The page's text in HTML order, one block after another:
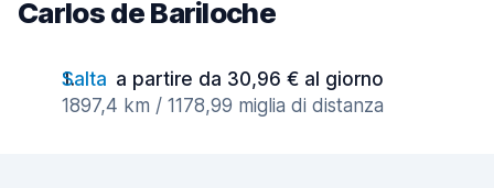
Carlos de Bariloche
Salta a partire da 30,96 € al giorno
1897,4 km / 1178,99 miglia di distanza